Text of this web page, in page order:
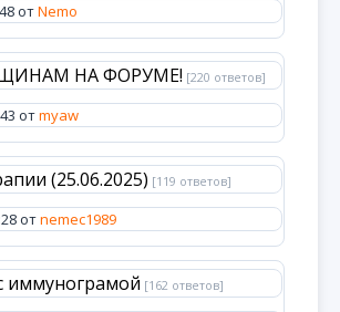
отNemo
НА ФОРУМЕ! [220 ответов]
отmyaw
(25.06.2025) [119 ответов]
отnemec1989
иммунограмой [162 ответов]